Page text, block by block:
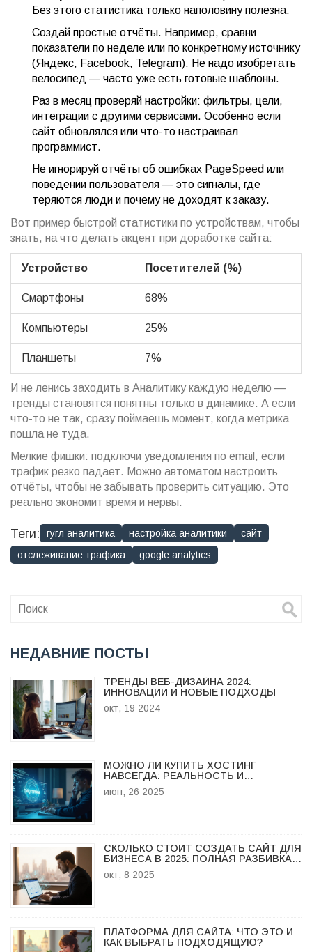
Без этого статистика только наполовину полезна.
Создай простые отчёты. Например, сравни
показатели по неделе или по конкретному источнику
(Яндекс, Facebook, Telegram). Не надо изобретать
велосипед — часто уже есть готовые шаблоны.
Раз в месяц проверяй настройки: фильтры, цели,
интеграции с другими сервисами. Особенно если
сайт обновлялся или что-то настраивал
программист.
Не игнорируй отчёты об ошибках PageSpeed или
поведении пользователя — это сигналы, где
теряются люди и почему не доходят к заказу.
Вот пример быстрой статистики по устройствам, чтобы
знать, на что делать акцент при доработке сайта:
Устройство Посетителей (%)
Смартфоны 68%
Компьютеры 25%
Планшеты 7%
И не ленись заходить в Аналитику каждую неделю —
тренды становятся понятны только в динамике. А если
что-то не так, сразу поймаешь момент, когда метрика
пошла не туда.
Мелкие фишки: подключи уведомления по email, если
трафик резко падает. Можно автоматом настроить
отчёты, чтобы не забывать проверить ситуацию. Это
реально экономит время и нервы.
Теги: гугл аналитика настройка аналитики
сайт
отслеживание трафика
google analytics
НЕДАВНИЕ ПОСТЫ
ТРЕНДЫ ВЕБ-ДИЗАЙНА 2024:
ИННОВАЦИИ И НОВЫЕ ПОДХОДЫ
окт, 19 2024
МОЖНО ЛИ КУПИТЬ ХОСТИНГ
НАВСЕГДА: РЕАЛЬНОСТЬ И
ТОНКОСТИ ПОЖИЗНЕННОГО
ХОСТИНГА
июн, 26 2025
СКОЛЬКО СТОИТ СОЗДАТЬ САЙТ ДЛЯ
БИЗНЕСА В 2025: ПОЛНАЯ РАЗБИВКА
РАСХОДОВ
окт, 8 2025
ПЛАТФОРМА ДЛЯ САЙТА: ЧТО ЭТО И
КАК ВЫБРАТЬ ПОДХОДЯЩУЮ?